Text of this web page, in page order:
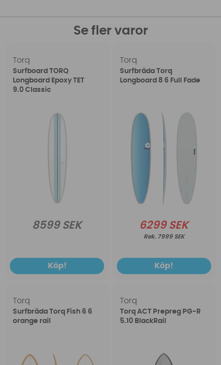
Se fler varor
Torq
Surfboard TORQ
Longboard Epoxy TET
9.0 Classic
8599 SEK
Köp!
Torq
Surfbräda Torq
Longboard 8 6 Full Fade
6299 SEK
7999 SEK
Köp!
Torq
Surfbräda Torq Fish 6 6
orange rail
Torq
Torq ACT Prepreg PG-R
5.10 BlackRail